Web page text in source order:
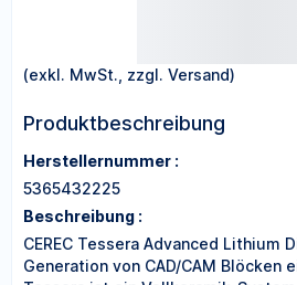
(exkl. MwSt., zzgl. Versand)
Produktbeschreibung
Herstellernummer :
5365432225
Beschreibung :
CEREC Tessera Advanced Lithium
Generation von CAD/CAM Blöcken